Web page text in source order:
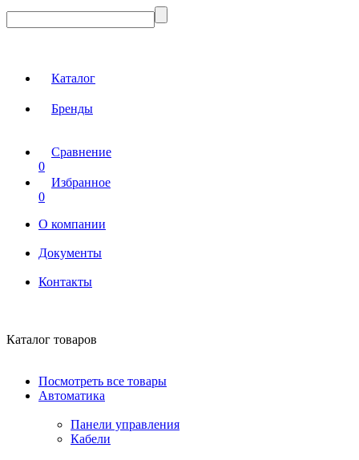
Каталог
Бренды
Сравнение
0
Избранное
0
О компании
Документы
Контакты
Каталог товаров
Посмотреть все товары
Автоматика
Панели управления
Кабели